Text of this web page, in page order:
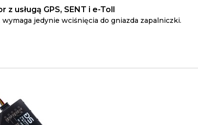
z usługą GPS, SENT i e-Toll
wymaga jedynie wciśnięcia do gniazda zapalniczki.